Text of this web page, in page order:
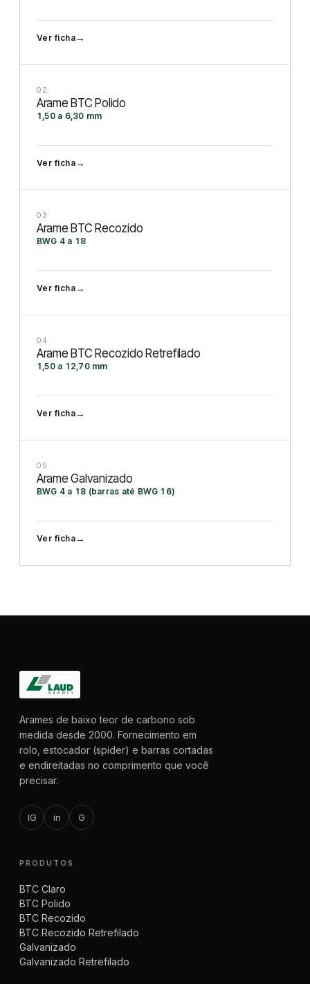
Ver ficha→
02
Arame BTC Polido
1,50 a 6,30 mm
Ver ficha→
03
Arame BTC Recozido
BWG 4 a 18
Ver ficha→
04
Arame BTC Recozido Retrefilado
1,50 a 12,70 mm
Ver ficha→
05
Arame Galvanizado
BWG 4 a 18 (barras até BWG 16)
Ver ficha→
Arames de baixo teor de carbono sob
medida desde 2000. Fornecimento em
rolo, estocador (spider) e barras cortadas
e endireitadas no comprimento que você
precisar.
IG in G
PRODUTOS
BTC Claro
BTC Polido
BTC Recozido
BTC Recozido Retrefilado
Galvanizado
Galvanizado Retrefilado